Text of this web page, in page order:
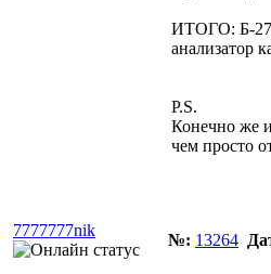
ИТОГО: Б-
анализатор
P.S.
Конечно же
чем просто
7777777nik
№: 13264